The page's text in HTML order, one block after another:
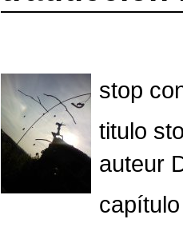
stop
titulo
auteur